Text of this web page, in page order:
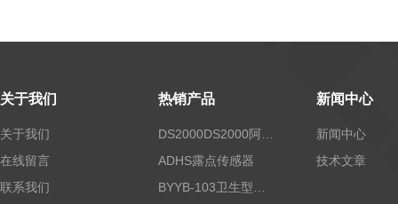
关于我们
关于我们
在线留言
联系我们
热销产品
ADHS露点传感器
新闻中心
新闻中心
技术文章